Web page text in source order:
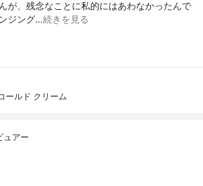
が、残念なことに私的にはあわなかったんで
ジング…続きを見る
ールド クリーム
ュアー